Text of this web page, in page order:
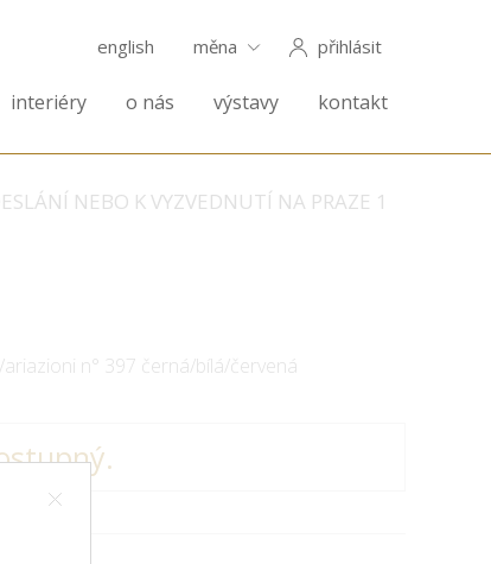
english měna přihlásit
interiéry o nás výstavy kontakt
NEBO K VYZVEDNUTÍ NA PRAZE 1
n° 397 černá/bílá/červená